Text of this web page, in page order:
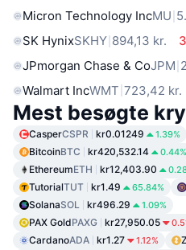
Micron Technology IncMU
SK HynixSKHY 894,13 kr.
JPmorgan Chase & CoJPM
Walmart IncWMT 723,42 kr.
Mest besøgte
CasperCSPR kr0.01249 1.39%
BitcoinBTC kr420,532.14 0.44%
EthereumETH kr12,403.90
TutorialTUT kr1.49 65.84%
SolanaSOL kr496.29 1.09%
PAX GoldPAXG kr27,950.05
CardanoADA kr1.27 1.12%